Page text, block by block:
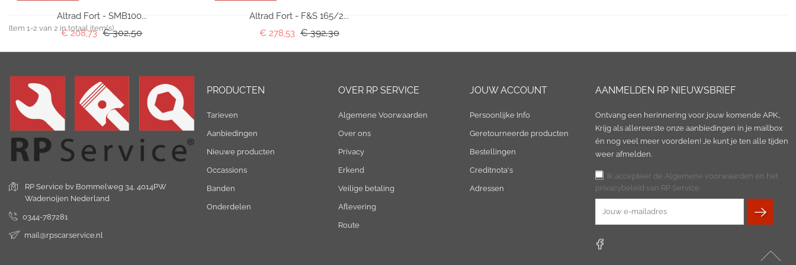
Altrad Fort - SMB100...
€ 208,73 Normale prijs
€ 302,50Prijs
Altrad Fort - F&S 165/2...
€ 278,53 Normale prijs
€ 392,30Prijs
Item 1-2 van 2 in totaal item(s)
RP Service bv Bommelweg 34, 4014PW
Wadenoijen Nederland
0344-787281
mail@rpscarservice.nl
PRODUCTEN
Tarieven
Aanbiedingen
Nieuwe producten
Occassions
Banden
Onderdelen
OVER RP SERVICE
Algemene Voorwaarden
Over ons
Privacy
Erkend
Veilige betaling
Aflevering
Route
JOUW ACCOUNT
Persoonlijke Info
Geretourneerde producten
Bestellingen
Creditnota's
Adressen
AANMELDEN RP NIEUWSBRIEF
Ontvang een herinnering voor jouw komende APK.,
Krijg als allereerste onze aanbiedingen in je mailbox
én nog veel meer voordelen! Je kunt je ten alle tijden
weer afmelden.
Ik accepteer de Algemene voorwaarden en het
privacybeleid van RP Service